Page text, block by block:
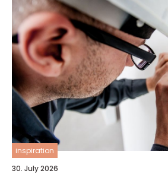
inspiration
30. July 2026